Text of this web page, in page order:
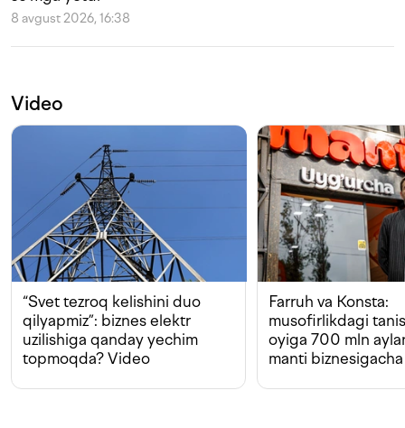
8 avgust 2026, 16:38
Video
“Svet tezroq kelishini duo
qilyapmiz”: biznes elektr
uzilishiga qanday yechim
topmoqda? Video
Farruh va Konsta:
musofirlikdagi
oyiga 700 mln
manti biznesigacha